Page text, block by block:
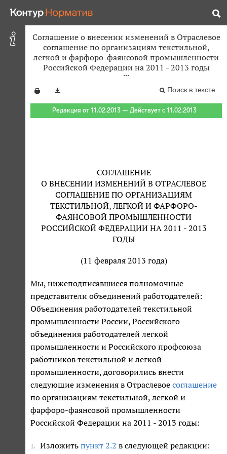
Соглашение о внесении изменений в Отраслевое
соглашение по организациям текстильной,
легкой и фарфоро-фаянсовой промышленности
Российской Федерации на 2011 - 2013 годы
Поиск в тексте
Редакция от 11.02.2013 — Действует с 11.02.2013
СОГЛАШЕНИЕ
О ВНЕСЕНИИ ИЗМЕНЕНИЙ В ОТРАСЛЕВОЕ
СОГЛАШЕНИЕ ПО ОРГАНИЗАЦИЯМ
ТЕКСТИЛЬНОЙ, ЛЕГКОЙ И ФАРФОРО-
ФАЯНСОВОЙ ПРОМЫШЛЕННОСТИ
РОССИЙСКОЙ ФЕДЕРАЦИИ НА 2011 - 2013
ГОДЫ
(11 февраля 2013 года)
Мы, нижеподписавшиеся полномочные
представители объединений работодателей:
Объединения работодателей текстильной
промышленности России, Российского
объединения работодателей легкой
промышленности и Российского профсоюза
работников текстильной и легкой
промышленности, договорились внести
следующие изменения в Отраслевое соглашение
по организациям текстильной, легкой и
фарфоро-фаянсовой промышленности
Российской Федерации на 2011 - 2013 годы:
1. Изложить пункт 2.2 в следующей редакции: